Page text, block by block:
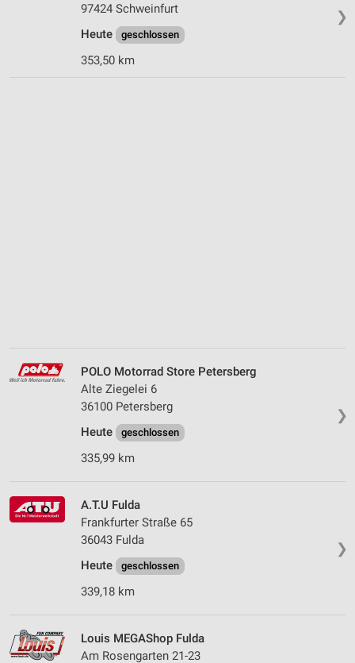
❯
97424 Schweinfurt
Heute
geschlossen
353,50 km
❯
POLO Motorrad Store Petersberg
Alte Ziegelei 6
36100 Petersberg
Heute
geschlossen
335,99 km
❯
A.T.U Fulda
Frankfurter Straße 65
36043 Fulda
Heute
geschlossen
339,18 km
Louis MEGAShop Fulda
Am Rosengarten 21-23